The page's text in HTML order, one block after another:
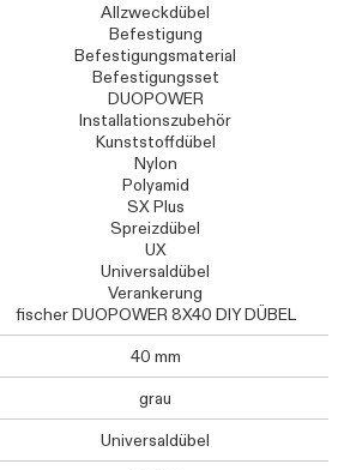
Allzweckdübel
Befestigung
Befestigungsmaterial
Befestigungsset
DUOPOWER
Installationszubehör
Kunststoffdübel
Nylon
Polyamid
SX Plus
Spreizdübel
UX
Universaldübel
Verankerung
fischer DUOPOWER 8X40 DIY DÜBEL
40 mm
grau
Universaldübel